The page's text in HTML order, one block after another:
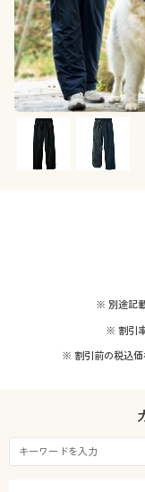
※ 別途記
※ 割引
※ 割引前の税込価